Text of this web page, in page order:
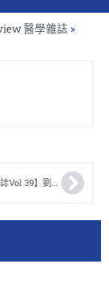
醫學雜誌 »
【Review醫學雜誌Vol 39】劉瑞玲醫師 專訪